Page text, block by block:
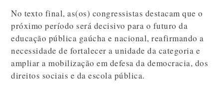
No texto final, as(os) congressistas destacam que o
próximo período será decisivo para o futuro da
educação pública gaúcha e nacional, reafirmando a
necessidade de fortalecer a unidade da categoria e
ampliar a mobilização em defesa da democracia, dos
direitos sociais e da escola pública.